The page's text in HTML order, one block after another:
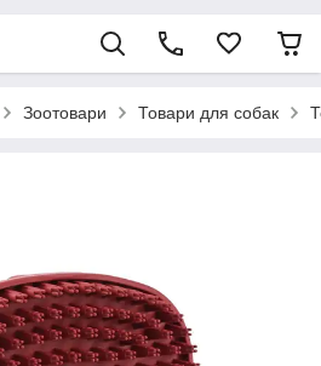
Зоотовари Товари для собак